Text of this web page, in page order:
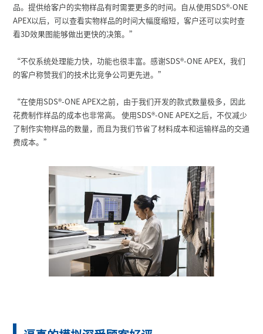
品。提供给客户的实物样品有时需要更多的时间。自从使用SDS®-ONE
APEX以后，可以查看实物样品的时间大幅度缩短，客户还可以实时查
看3D效果图能够做出更快的决策。”
“不仅系统处理能力快，功能也很丰富。感谢SDS®-ONE APEX，我们
的客户称赞我们的技术比竞争公司更先进。”
“在使用SDS®-ONE APEX之前，由于我们开发的款式数量极多，因此
花费制作样品的成本也非常高。 使用SDS®-ONE APEX之后，不仅减少
了制作实物样品的数量，而且为我们节省了材料成本和运输样品的交通
费成本。”